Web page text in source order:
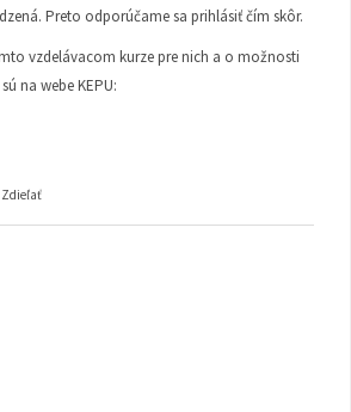
Preto odporúčame sa prihlásiť čím skôr.
vzdelávacom kurze pre nich a o možnosti
na webe KEPU:
Zdieľať